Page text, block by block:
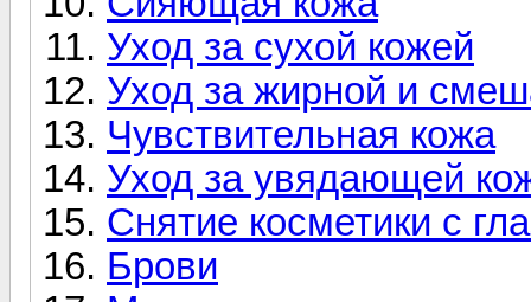
Уход за сухой кожей
Уход за жирной и
Чувствительная кожа
Уход за увядающей
Снятие косметики с
Брови